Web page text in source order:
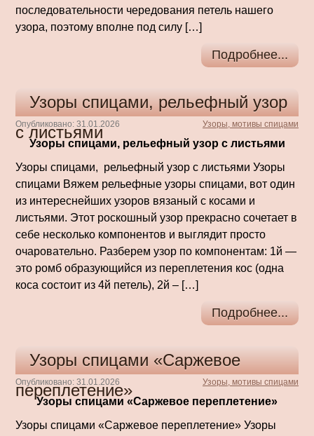
последовательности чередования петель нашего
узора, поэтому вполне под силу […]
Подробнее...
Узоры спицами, рельефный узор
с листьями
Опубликовано: 31.01.2026 Узоры, мотивы спицами
Узоры спицами, рельефный узор с листьями
Узоры спицами, рельефный узор с листьями Узоры
спицами Вяжем рельефные узоры спицами, вот один
из интереснейших узоров вязаный с косами и
листьями. Этот роскошный узор прекрасно сочетает в
себе несколько компонентов и выглядит просто
очаровательно. Разберем узор по компонентам: 1й —
это ромб образующийся из переплетения кос (одна
коса состоит из 4й петель), 2й – […]
Подробнее...
Узоры спицами «Саржевое
переплетение»
Опубликовано: 31.01.2026 Узоры, мотивы спицами
Узоры спицами «Саржевое переплетение»
Узоры спицами «Саржевое переплетение» Узоры